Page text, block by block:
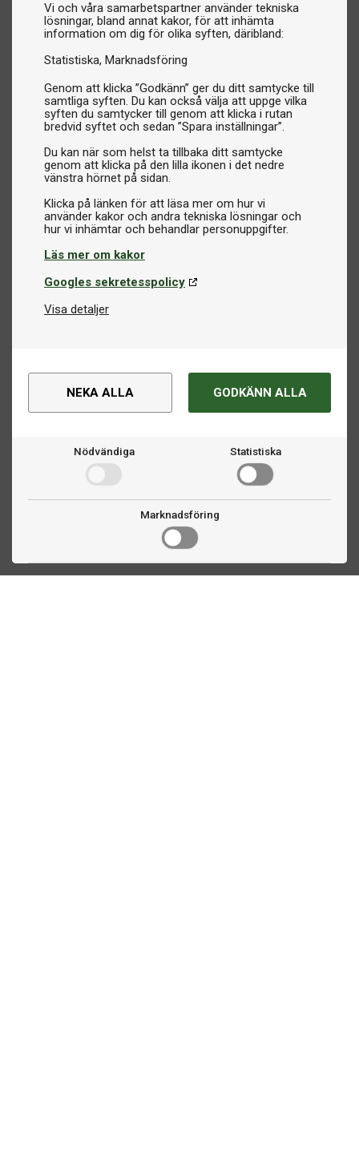
Vi och våra samarbetspartner använder tekniska
lösningar, bland annat kakor, för att inhämta
information om dig för olika syften, däribland:
Statistiska Marknadsföring
Genom att klicka ”Godkänn” ger du ditt samtycke till
samtliga syften. Du kan också välja att uppge vilka
syften du samtycker till genom att klicka i rutan
bredvid syftet och sedan ”Spara inställningar”.
Du kan när som helst ta tillbaka ditt samtycke
genom att klicka på den lilla ikonen i det nedre
vänstra hörnet på sidan.
Klicka på länken för att läsa mer om hur vi
använder kakor och andra tekniska lösningar och
Läs mer om kakor
Googles sekretesspolicy
Visa detaljer
NEKA ALLA GODKÄNN ALLA
Nödvändiga Statistiska
Marknadsföring